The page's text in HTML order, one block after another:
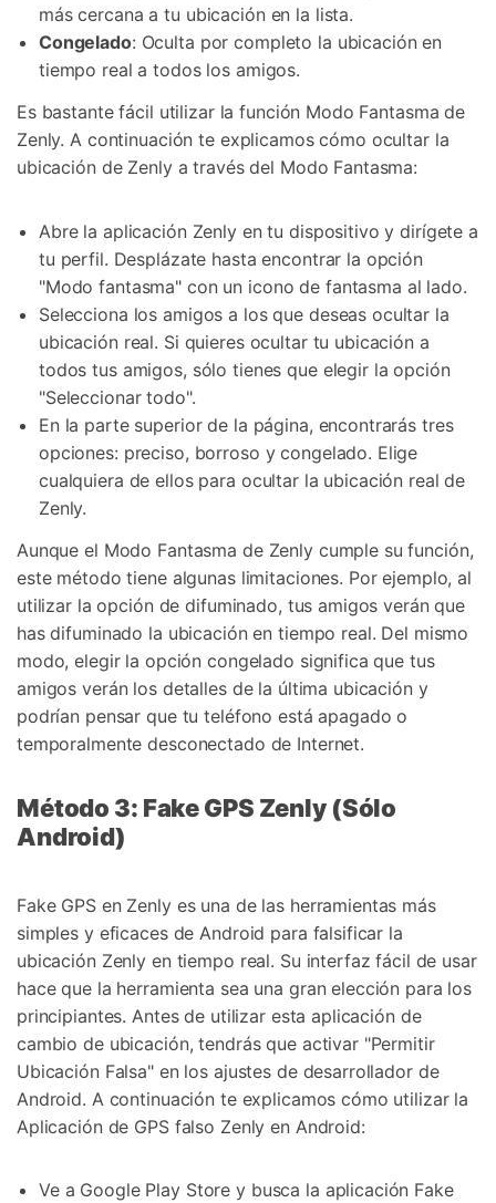
más cercana a tu ubicación en la lista.
Congelado: Oculta por completo la ubicación en
tiempo real a todos los amigos.
Es bastante fácil utilizar la función Modo Fantasma de
Zenly. A continuación te explicamos cómo ocultar la
ubicación de Zenly a través del Modo Fantasma:
Abre la aplicación Zenly en tu dispositivo y dirígete a
tu perfil. Desplázate hasta encontrar la opción
"Modo fantasma" con un icono de fantasma al lado.
Selecciona los amigos a los que deseas ocultar la
ubicación real. Si quieres ocultar tu ubicación a
todos tus amigos, sólo tienes que elegir la opción
"Seleccionar todo".
En la parte superior de la página, encontrarás tres
opciones: preciso, borroso y congelado. Elige
cualquiera de ellos para ocultar la ubicación real de
Zenly.
Aunque el Modo Fantasma de Zenly cumple su función,
este método tiene algunas limitaciones. Por ejemplo, al
utilizar la opción de difuminado, tus amigos verán que
has difuminado la ubicación en tiempo real. Del mismo
modo, elegir la opción congelado significa que tus
amigos verán los detalles de la última ubicación y
podrían pensar que tu teléfono está apagado o
temporalmente desconectado de Internet.
Método 3: Fake GPS Zenly (Sólo
Android)
Fake GPS en Zenly es una de las herramientas más
simples y eficaces de Android para falsificar la
ubicación Zenly en tiempo real. Su interfaz fácil de usar
hace que la herramienta sea una gran elección para los
principiantes. Antes de utilizar esta aplicación de
cambio de ubicación, tendrás que activar "Permitir
Ubicación Falsa" en los ajustes de desarrollador de
Android. A continuación te explicamos cómo utilizar la
Aplicación de GPS falso Zenly en Android:
Ve a Google Play Store y busca la aplicación Fake